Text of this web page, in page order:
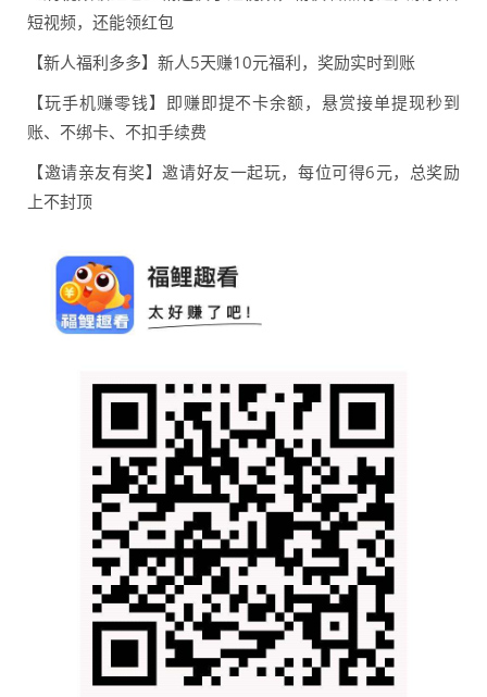
短视频，还能领红包
【新人福利多多】新人5天赚10元福利，奖励实时到账
【玩手机赚零钱】即赚即提不卡余额，悬赏接单提现秒到
账、不绑卡、不扣手续费
【邀请亲友有奖】邀请好友一起玩，每位可得6元，总奖励
上不封顶